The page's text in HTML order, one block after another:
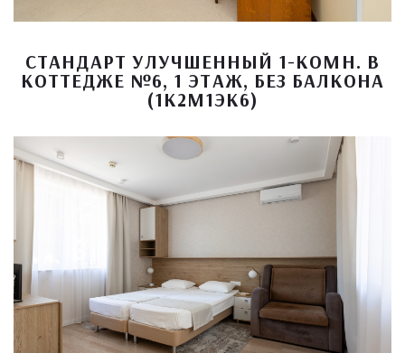
СТАНДАРТ УЛУЧШЕННЫЙ 1-КОМН. В
КОТТЕДЖЕ №6, 1 ЭТАЖ, БЕЗ БАЛКОНА
(1К2М1ЭК6)